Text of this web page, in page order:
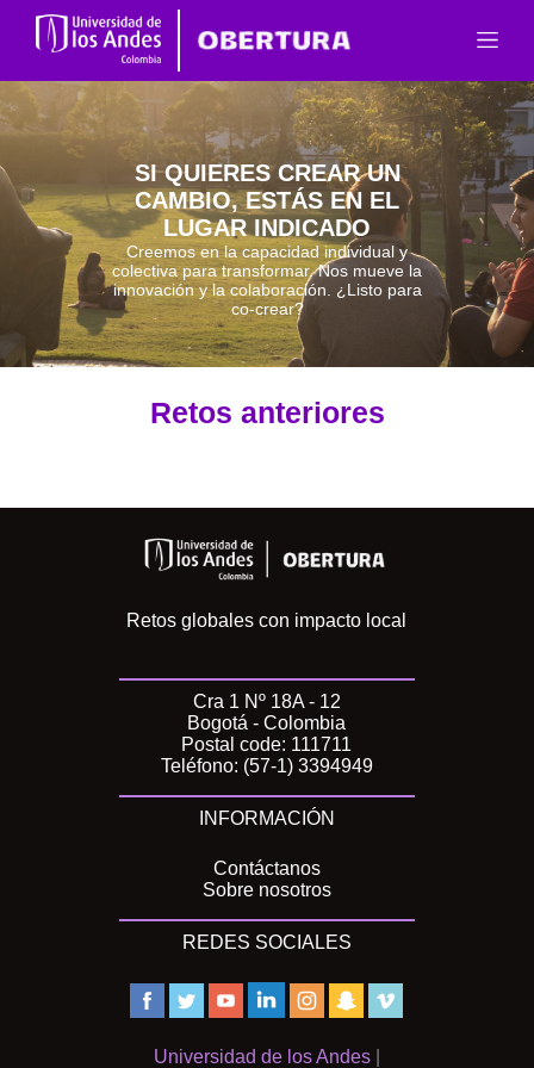
SI QUIERES CREAR UN
CAMBIO, ESTÁS EN EL
LUGAR INDICADO
Creemos en la capacidad individual y
colectiva para transformar. Nos mueve la
innovación y la colaboración. ¿Listo para
co-crear?
Retos anteriores
Retos globales con impacto local
Cra 1 Nº 18A - 12
Bogotá - Colombia
Postal code: 111711
Teléfono: (57-1) 3394949
INFORMACIÓN
Contáctanos
Sobre nosotros
REDES SOCIALES
Universidad de los Andes